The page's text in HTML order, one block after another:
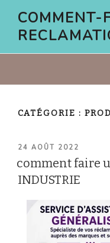
contenu
CATÉGORIE :
PUBLIÉ
24 AOÛT 2022
comment faire
INDUSTRIE